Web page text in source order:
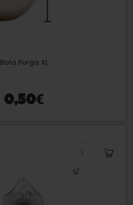
Bola Purga XL
0,50€